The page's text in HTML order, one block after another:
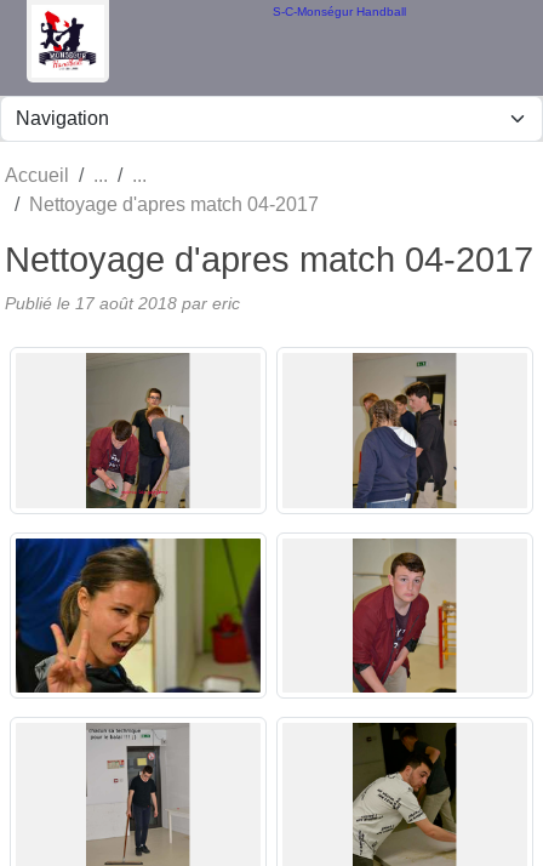
S-C-Monségur Handball
Accueil
Nettoyage d'apres match 04-2017
Nettoyage d'apres match 04-2017
Publié le 17 août 2018 par eric
Panneau de gestion des cookies